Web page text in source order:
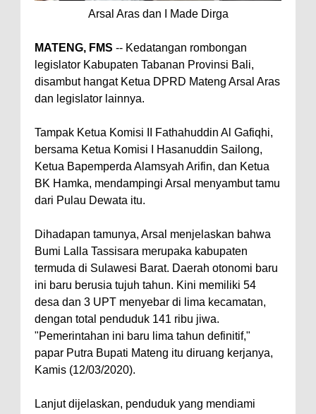
Arsal Aras dan I Made Dirga
MATENG, FMS -- Kedatangan rombongan
legislator Kabupaten Tabanan Provinsi Bali,
disambut hangat Ketua DPRD Mateng Arsal Aras
dan legislator lainnya.
Tampak Ketua Komisi II Fathahuddin Al Gafiqhi,
bersama Ketua Komisi I Hasanuddin Sailong,
Ketua Bapemperda Alamsyah Arifin, dan Ketua
BK Hamka, mendampingi Arsal menyambut tamu
dari Pulau Dewata itu.
Dihadapan tamunya, Arsal menjelaskan bahwa
Bumi Lalla Tassisara merupaka kabupaten
termuda di Sulawesi Barat. Daerah otonomi baru
ini baru berusia tujuh tahun. Kini memiliki 54
desa dan 3 UPT menyebar di lima kecamatan,
dengan total penduduk 141 ribu jiwa.
"Pemerintahan ini baru lima tahun definitif,"
papar Putra Bupati Mateng itu diruang kerjanya,
Kamis (12/03/2020).
Lanjut dijelaskan, penduduk yang mendiami